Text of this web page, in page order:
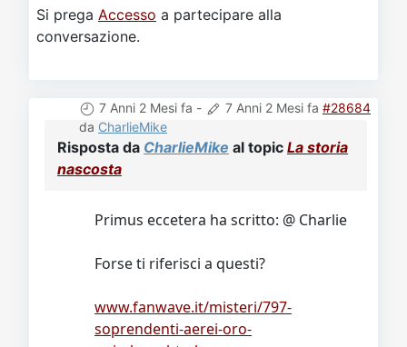
Si prega Accesso a partecipare alla
conversazione.
7 Anni 2 Mesi fa - 7 Anni 2 Mesi fa #28684
da CharlieMike
Risposta da CharlieMike al topic La storia
nascosta
Primus eccetera ha scritto: @ Charlie
Forse ti riferisci a questi?
www.fanwave.it/misteri/797-
soprendenti-aerei-oro-